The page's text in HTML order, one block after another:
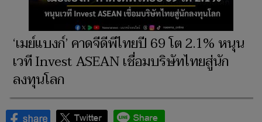
‘เมย์แบงก์’ คาดจีดีพีไทยปี 69 โต 2.1% หนุน
เวที Invest ASEAN เชื่อมบริษัทไทยสู่นัก
ลงทุนโลก